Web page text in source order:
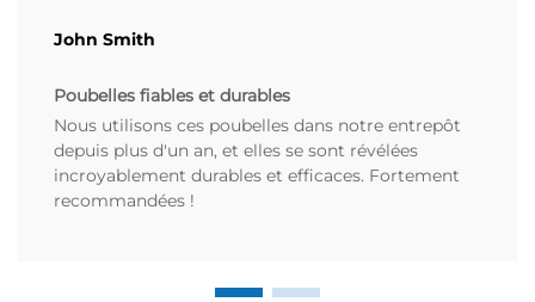
John Smith
Poubelles fiables et durables
Nous utilisons ces poubelles dans notre entrepôt
depuis plus d'un an, et elles se sont révélées
incroyablement durables et efficaces. Fortement
recommandées !